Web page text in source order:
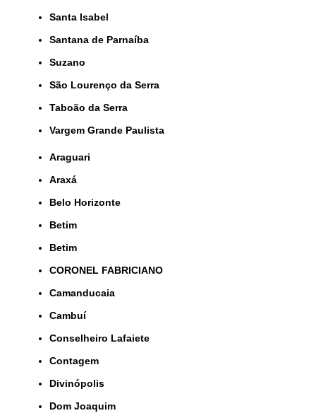
Santa Isabel
Santana de Parnaíba
Suzano
São Lourenço da Serra
Taboão da Serra
Vargem Grande Paulista
Araguari
Araxá
Belo Horizonte
Betim
Betim
CORONEL FABRICIANO
Camanducaia
Cambuí
Conselheiro Lafaiete
Contagem
Divinópolis
Dom Joaquim